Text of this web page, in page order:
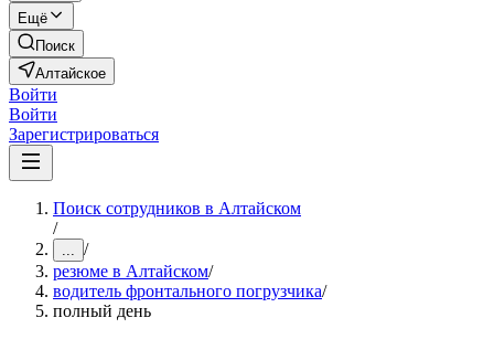
Ещё
Поиск
Алтайское
Войти
Войти
Зарегистрироваться
Поиск сотрудников в Алтайском
/
... /
резюме в Алтайском/
водитель фронтального погрузчика/
полный день